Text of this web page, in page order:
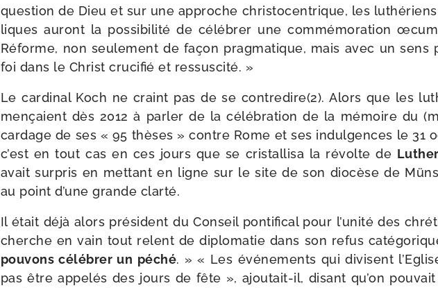
ques­tion de Dieu et sur une approche chris­to­cen­trique, les
liques auront la pos­si­bi­li­té de célé­brer une com­mé­mo­ra­tion
Réforme, non seule­ment de façon prag­ma­tique, mais avec un sens
foi dans le Christ cru­ci­fié et ressuscité. »
Le car­di­nal Koch ne craint pas de se contredire(2). Alors que les
men­çaient dès 2012 à par­ler de la célé­bra­tion de la mémoire du
car­dage de ses « 95 thèses » contre Rome et ses indul­gences le 31
c’est en tout cas en ces jours que se cris­tal­li­sa la révolte de Luther
avait sur­pris en met­tant en ligne sur le site de son dio­cèse de
au point d’une grande clarté.
Il était déjà alors pré­sident du Conseil pon­ti­fi­cal pour l’unité des
cherche en vain tout relent de diplo­ma­tie dans son refus
pou­vons célé­brer un péché. » « Les évé­ne­ments qui divisent
pas être appe­lés des jours de fête », ajoutait-​il, disant qu’on